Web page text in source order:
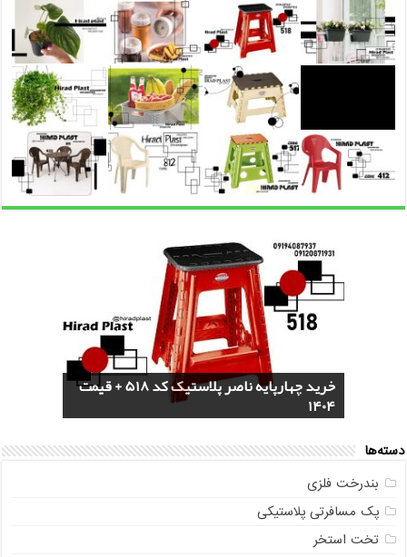
4 مدل گلدان پلاستیکی خورجینی + (عکس و
مشخصات)
خرید چهارپایه ناصر پلاستیک کد 518 + قیمت
1404
خرید گلدان پلاستیکی نشا به صورت عمده
پخش عمده صندلی پلاستیکی دسته دار 889
ناصر + قیمت روز
خرید سرویس جهیزیه پلاستیکی هوم کت +
مستقیم از تولیدی
دسته‌ها
بندرخت فلزی
پک مسافرتی پلاستیکی
تخت استخر